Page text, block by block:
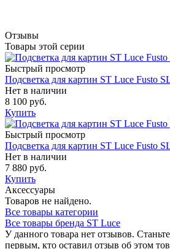
Отзывы
Товары этой серии
Быстрый просмотр
Подсветка для картин ST Luce Fusto
Нет в наличии
8 100 руб.
Купить
Быстрый просмотр
Подсветка для картин ST Luce Fusto
Нет в наличии
7 880 руб.
Купить
Аксессуары
Товаров не найдено.
Все товары категории
Все товары бренда ST Luce
У данного товара нет отзывов. Станьте
первым, кто оставил отзыв об этом